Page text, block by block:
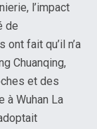
l’impact
de
fait qu’il n’a
Chuanqing,
et des
à Wuhan La